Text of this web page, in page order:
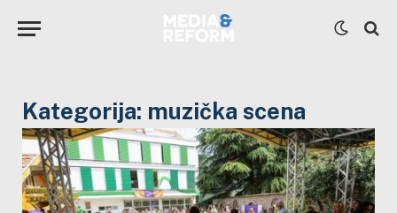
Kategorija: muzička scena